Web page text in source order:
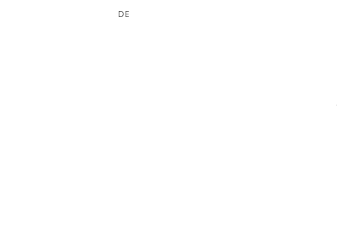
DE